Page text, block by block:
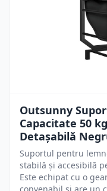
Outsunny
Capacitate 50
Detașabilă
Suportul pentru
stabilă și accesibilă
Este echipat cu o